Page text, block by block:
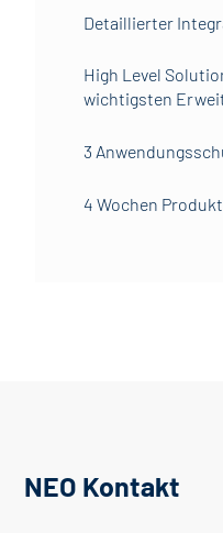
Detaillierter
High Level
wichtigsten
3
4 Wochen
NEO Kontakt